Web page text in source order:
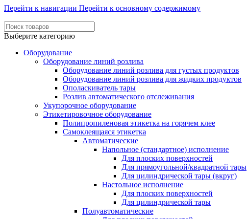
Перейти к навигации Перейти к основному содержимому
Выберите категорию
Оборудование
Оборудование линий розлива
Оборудование линий розлива для густых продуктов
Оборудование линий розлива для жидких продуктов
Ополаскиватель тары
Розлив автоматического отслеживания
Укупорочное оборудование
Этикетировочное оборудование
Полипропиленовая этикетка на горячем клее
Самоклеящаяся этикетка
Автоматические
Напольное (стандартное) исполнение
Для плоских поверхностей
Для прямоугольной/квадратной тары
Для цилиндрической тары (вкруг)
Настольное исполнение
Для плоских поверхностей
Для цилиндрической тары
Полуавтоматические